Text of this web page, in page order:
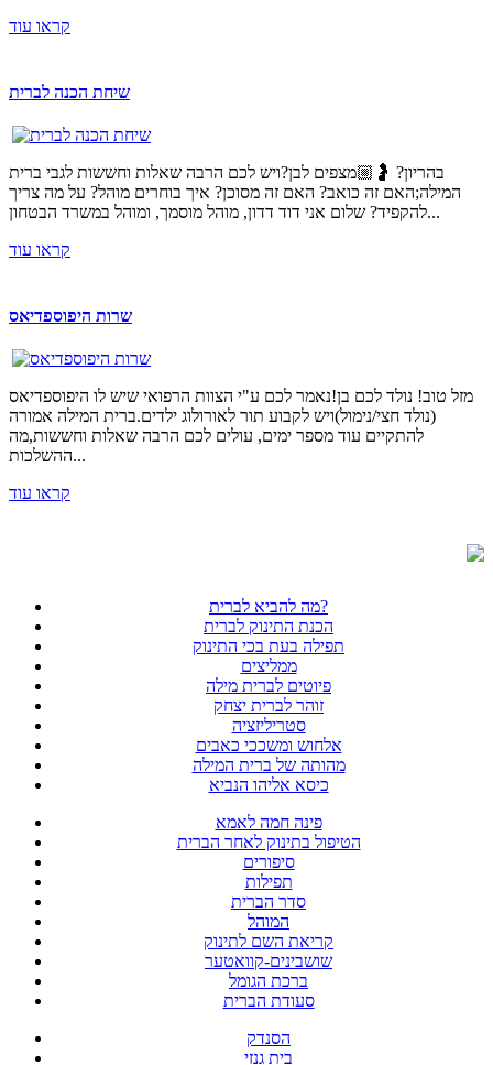
קראו עוד
שיחת הכנה לברית
בהריון? 🤰🏼מצפים לבן?ויש לכם הרבה שאלות וחששות לגבי ברית
המילה;האם זה כואב? האם זה מסוכן? איך בוחרים מוהל? על מה צריך
להקפיד? שלום אני דוד דדון, מוהל מוסמך, ומוהל במשרד הבטחון...
קראו עוד
שרות היפוספדיאס
מזל טוב! נולד לכם בן!נאמר לכם ע"י הצוות הרפואי שיש לו היפוספדיאס
(נולד חצי/נימול)ויש לקבוע תור לאורולוג ילדים.ברית המילה אמורה
להתקיים עוד מספר ימים, עולים לכם הרבה שאלות וחששות,מה
ההשלכות...
קראו עוד
מה להביא לברית?
הכנת התינוק לברית
תפילה בעת בכי התינוק
ממליצים
פיוטים לברית מילה
זוהר לברית יצחק
סטריליזציה
אלחוש ומשככי כאבים
מהותה של ברית המילה
כיסא אליהו הנביא
פינה חמה לאמא
הטיפול בתינוק לאחר הברית
סיפורים
תפילות
סדר הברית
המוהל
קריאת השם לתינוק
שושבינים-קוואטער
ברכת הגומל
סעודת הברית
הסנדק
בית גנזי